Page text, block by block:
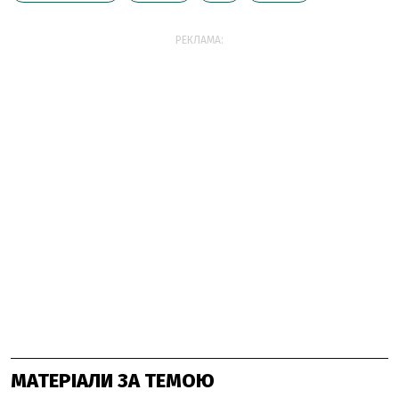
РЕКЛАМА:
МАТЕРІАЛИ ЗА ТЕМОЮ